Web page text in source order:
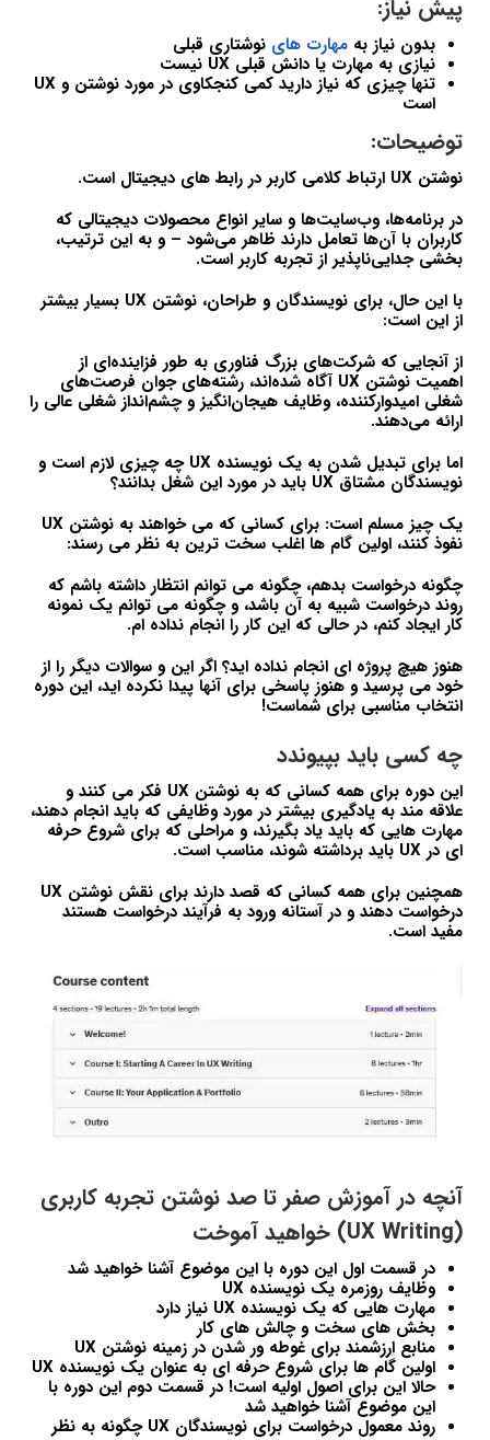
پیش نیاز:
بدون نیاز به مهارت های نوشتاری قبلی
نیازی به مهارت یا دانش قبلی UX نیست
تنها چیزی که نیاز دارید کمی کنجکاوی در مورد نوشتن و UX
است
توضیحات:
نوشتن UX ارتباط کلامی کاربر در رابط های دیجیتال است.
در برنامه‌ها، وب‌سایت‌ها و سایر انواع محصولات دیجیتالی که
کاربران با آن‌ها تعامل دارند ظاهر می‌شود – و به این ترتیب،
بخشی جدایی‌ناپذیر از تجربه کاربر است.
با این حال، برای نویسندگان و طراحان، نوشتن UX بسیار بیشتر
از این است:
از آنجایی که شرکت‌های بزرگ فناوری به طور فزاینده‌ای از
اهمیت نوشتن UX آگاه شده‌اند، رشته‌های جوان فرصت‌های
شغلی امیدوارکننده، وظایف هیجان‌انگیز و چشم‌انداز شغلی عالی را
ارائه می‌دهند.
اما برای تبدیل شدن به یک نویسنده UX چه چیزی لازم است و
نویسندگان مشتاق UX باید در مورد این شغل بدانند؟
یک چیز مسلم است: برای کسانی که می خواهند به نوشتن UX
نفوذ کنند، اولین گام ها اغلب سخت ترین به نظر می رسند:
چگونه درخواست بدهم، چگونه می توانم انتظار داشته باشم که
روند درخواست شبیه به آن باشد، و چگونه می توانم یک نمونه
کار ایجاد کنم، در حالی که این کار را انجام نداده ام.
هنوز هیچ پروژه ای انجام نداده اید؟ اگر این و سوالات دیگر را از
خود می پرسید و هنوز پاسخی برای آنها پیدا نکرده اید، این دوره
انتخاب مناسبی برای شماست!
چه کسی باید بپیوندد
این دوره برای همه کسانی که به نوشتن UX فکر می کنند و
علاقه مند به یادگیری بیشتر در مورد وظایفی که باید انجام دهند،
مهارت هایی که باید یاد بگیرند، و مراحلی که برای شروع حرفه
ای در UX باید برداشته شوند، مناسب است.
همچنین برای همه کسانی که قصد دارند برای نقش نوشتن UX
درخواست دهند و در آستانه ورود به فرآیند درخواست هستند
مفید است.
آنچه در آموزش صفر تا صد نوشتن تجربه کاربری
(UX Writing) خواهید آموخت
در قسمت اول این دوره با این موضوع آشنا خواهید شد
وظایف روزمره یک نویسنده UX
مهارت هایی که یک نویسنده UX نیاز دارد
بخش های سخت و چالش های کار
منابع ارزشمند برای غوطه ور شدن در زمینه نوشتن UX
اولین گام ها برای شروع حرفه ای به عنوان یک نویسنده UX
حالا این برای اصول اولیه است! در قسمت دوم این دوره با
این موضوع آشنا خواهید شد
روند معمول درخواست برای نویسندگان UX چگونه به نظر